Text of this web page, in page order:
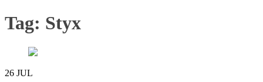
Tag: Styx
26 JUL